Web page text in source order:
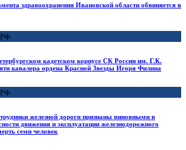
здравоохранения Ивановской области обвиняется в
РФ
кадетском корпусе СК России им. Г.К.
кавалера ордена Красной Звезды Игоря Филина
РФ
железной дороги признаны виновными в
движения и эксплуатации железнодорожного
семи человек